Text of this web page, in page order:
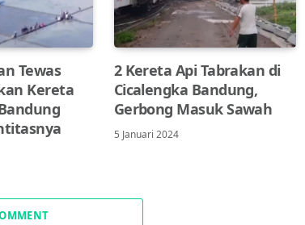
Tewas
Kereta
2 Kereta Api Tabrakan di
Cicalengka Bandung,
Gerbong Masuk Sawah
5 Januari 2024